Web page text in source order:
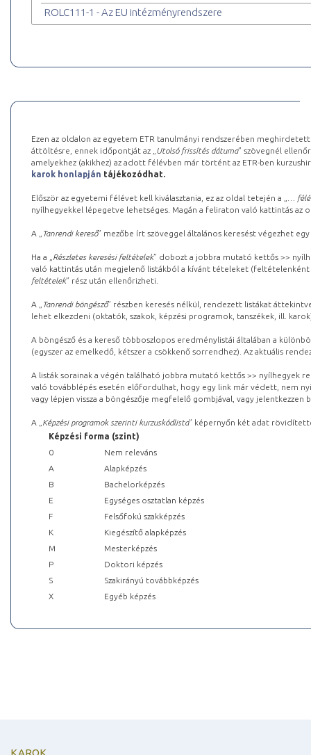
ROLC111-1 - Az EU intézményrendszere
Ezen az oldalon az egyetem ETR tanulmányi rendszerében
áttöltésre, ennek időpontját az „ Utolsó frissítés dátuma” szövegnél
amelyekhez (akikhez) az adott félévben már történt az ETR-ben
karok honlapján tájékozódhat.
Először az egyetemi félévet kell kiválasztania, ez az oldal tetején a „
…
nyílhegyekkel lépegetve lehetséges. Magán a feliraton való kattintás az
A „ Tanrendi kereső” mezőbe írt szöveggel általános keresést végezhet
Ha a „ Részletes keresési feltételek” dobozt a jobbra mutató kettős >>
való kattintás után megjelenő listákból a kívánt tételeket (feltételenként
feltételek” rész után ellenőrizheti.
A „ Tanrendi böngésző” részben keresés nélkül, rendezett listákat
lehet elkezdeni (oktatók, szakok, képzési programok, tanszékek, ill.
A böngésző és a kereső többoszlopos eredménylistái általában a
(egyszer az emelkedő, kétszer a csökkenő sorrendhez). Az aktuális
A listák sorainak a végén található jobbra mutató kettős >> nyílhegyek
való továbblépés esetén előfordulhat, hogy egy link már védett, nem
vagy lépjen vissza a böngészője megfelelő gombjával, vagy
A „ Képzési programok szerinti kurzuskódlista” képernyőn két adat
Képzési forma (szint)
0
Nem releváns
A
Alapképzés
B
Bachelorképzés
E
Egységes osztatlan képzés
F
Felsőfokú szakképzés
K
Kiegészítő alapképzés
M
Mesterképzés
P
Doktori képzés
S
Szakirányú továbbképzés
X
Egyéb képzés